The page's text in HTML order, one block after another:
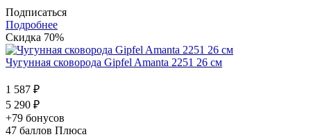
Подписаться
Подробнее
Скидка 70%
Чугунная сковорода Gipfel Amanta 2251 26 см
1 587 ₽
5 290 ₽
+79 бонусов
47 баллов Плюса